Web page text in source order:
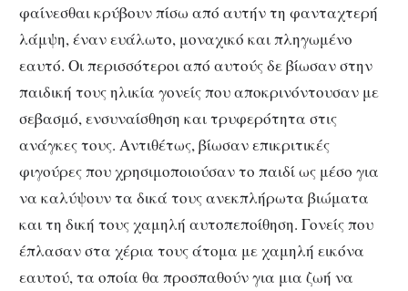
φαίνεσθαι κρύβουν πίσω από αυτήν τη φανταχτερή
λάμψη, έναν ευάλωτο, μοναχικό και πληγωμένο
εαυτό. Οι περισσότεροι από αυτούς δε βίωσαν στην
παιδική τους ηλικία γονείς που αποκρινόντουσαν με
σεβασμό, ενσυναίσθηση και τρυφερότητα στις
ανάγκες τους. Αντιθέτως, βίωσαν επικριτικές
φιγούρες που χρησιμοποιούσαν το παιδί ως μέσο για
να καλύψουν τα δικά τους ανεκπλήρωτα βιώματα
και τη δική τους χαμηλή αυτοπεποίθηση. Γονείς που
έπλασαν στα χέρια τους άτομα με χαμηλή εικόνα
εαυτού, τα οποία θα προσπαθούν για μια ζωή να